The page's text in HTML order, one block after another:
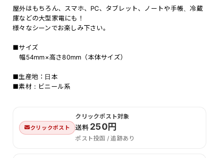
屋外はもちろん、スマホ、PC、タブレット、ノートや手帳、冷蔵
庫などの大型家電にも！
様々なシーンでお楽しみ下さい。
■サイズ
幅54mm×高さ80mm（本体サイズ）
■生産地：日本
■素材：ビニール系
クリックポスト
クリックポスト対象
送料250円
ポスト投函 / 追跡あり